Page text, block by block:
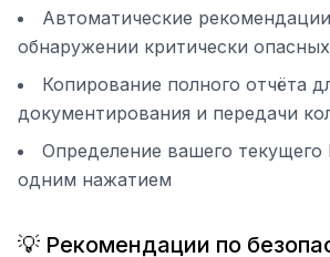
Автоматические
обнаружении критически
Копирование полного отчёта
документирования и передачи
Определение вашего текущего
одним нажатием
💡 Рекомендации по